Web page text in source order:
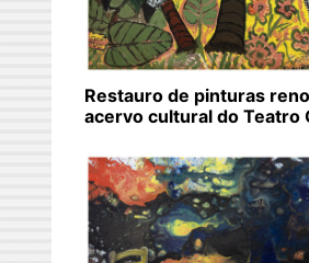
Restauro de pinturas
acervo cultural do Teatro